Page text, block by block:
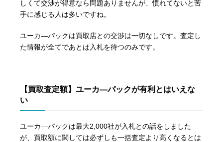
しくて交渉が得意なら問題ありませんが、慣れてないと苦
手に感じる人は多いですね。
ユーカ―パックは買取店との交渉は一切なしです。査定し
た情報が全てであとは入札を待つのみです。
【買取査定額】ユーカ―パックが有利とはいえな
い
ユーカ―パックは最大2,000社が入札との話をしました
が、買取額に関しては必ずしも一括査定より高くなるとは